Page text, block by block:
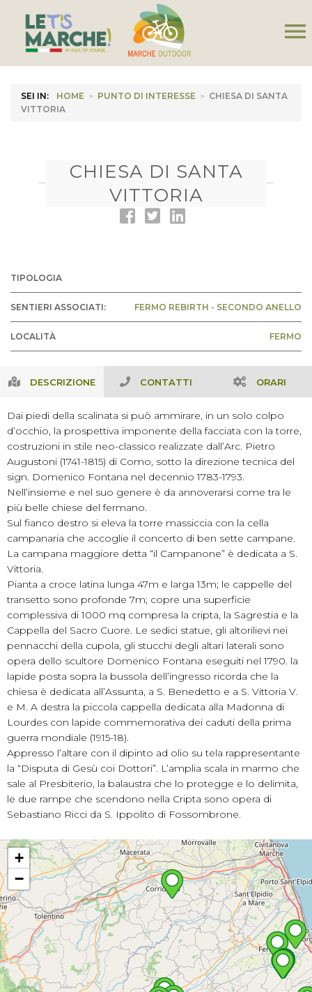
menu
SEI IN: HOME > PUNTO DI INTERESSE > CHIESA DI SANTA
VITTORIA
CHIESA DI SANTA
VITTORIA
TIPOLOGIA
SENTIERI ASSOCIATI: FERMO REBIRTH - SECONDO ANELLO
LOCALITÀ FERMO
DESCRIZIONE CONTATTI ORARI
Dai piedi della scalinata si può ammirare, in un solo colpo
d’occhio, la prospettiva imponente della facciata con la torre,
costruzioni in stile neo-classico realizzate dall’Arc. Pietro
Augustoni (1741-1815) di Como, sotto la direzione tecnica del
sign. Domenico Fontana nel decennio 1783-1793.
Nell’insieme e nel suo genere è da annoverarsi come tra le
più belle chiese del fermano.
Sul fianco destro si eleva la torre massiccia con la cella
campanaria che accoglie il concerto di ben sette campane.
La campana maggiore detta “il Campanone” è dedicata a S.
Vittoria.
Pianta a croce latina lunga 47m e larga 13m; le cappelle del
transetto sono profonde 7m; copre una superficie
complessiva di 1000 mq compresa la cripta, la Sagrestia e la
Cappella del Sacro Cuore. Le sedici statue, gli altorilievi nei
pennacchi della cupola, gli stucchi degli altari laterali sono
opera dello scultore Domenico Fontana eseguiti nel 1790. la
lapide posta sopra la bussola dell’ingresso ricorda che la
chiesa è dedicata all’Assunta, a S. Benedetto e a S. Vittoria V.
e M. A destra la piccola cappella dedicata alla Madonna di
Lourdes con lapide commemorativa dei caduti della prima
guerra mondiale (1915-18).
Appresso l’altare con il dipinto ad olio su tela rappresentante
la “Disputa di Gesù coi Dottori”. L’amplia scala in marmo che
sale al Presbiterio, la balaustra che lo protegge e lo delimita,
le due rampe che scendono nella Cripta sono opera di
Sebastiano Ricci da S. Ippolito di Fossombrone.
+
−